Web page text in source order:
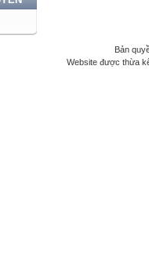
Bản
Website được thừa